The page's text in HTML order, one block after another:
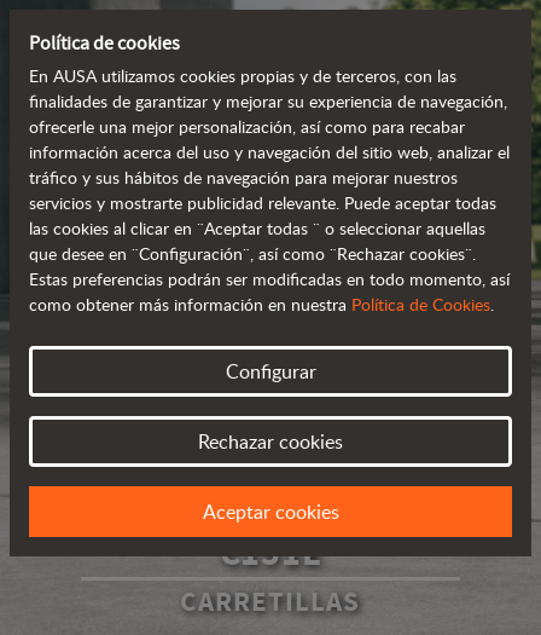
C151E
CARRETILLAS
Política de cookies
En AUSA utilizamos cookies propias y de terceros, con las
finalidades de garantizar y mejorar su experiencia de navegación,
ofrecerle una mejor personalización, así como para recabar
información acerca del uso y navegación del sitio web, analizar el
tráfico y sus hábitos de navegación para mejorar nuestros
servicios y mostrarte publicidad relevante. Puede aceptar todas
las cookies al clicar en ¨Aceptar todas ¨ o seleccionar aquellas
que desee en ¨Configuración¨, así como ¨Rechazar cookies¨.
Estas preferencias podrán ser modificadas en todo momento, así
como obtener más información en nuestra Política de Cookies.
Configurar
Rechazar cookies
Aceptar cookies